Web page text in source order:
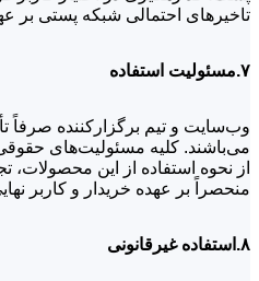
تاخیرهای احتمالی شبکه پستی
۷.مسئولیت استفاده
وب‌سایت و تیم برگزارکننده صرفاً
می‌باشند. کلیه مسئولیت‌های
از نحوه استفاده از این محصولات،
منحصراً بر عهده خریدار و کاربر
۸.استفاده غیرقانونی